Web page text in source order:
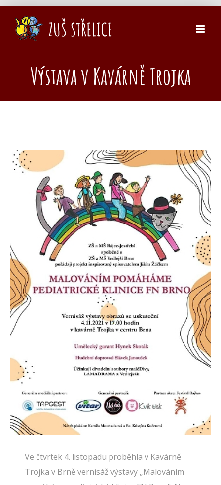
Přeskočit
obsah
Výstava v Kavárně Trojka
Zobrazit
větší
obrázek
Ve čtvrtek 4. listopadu proběhla v Kavárně
Trojka v Brně vernisáž výstavy „Malováním